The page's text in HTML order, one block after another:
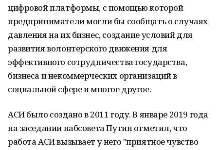
цифровой платформы, с помощью которой
предприниматели могли бы сообщать о случаях
давления на их бизнес, создание условий для
развития волонтерского движения для
эффективного сотрудничества государства,
бизнеса и некоммерческих организаций в
социальной сфере и многое другое.
АСИ было создано в 2011 году. В январе 2019 года
на заседании набсовета Путин отметил, что
работа АСИ вызывает у него "приятное чувство